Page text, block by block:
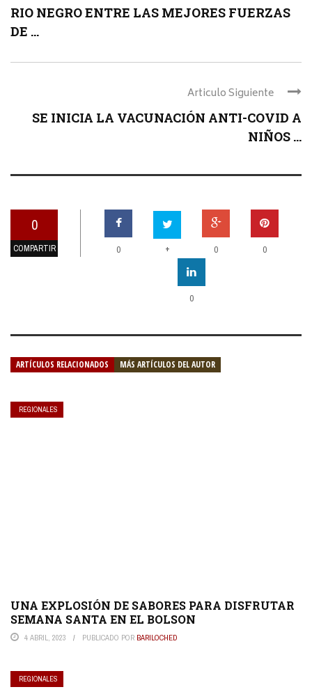
RIO NEGRO ENTRE LAS MEJORES FUERZAS
DE ...
Articulo Siguiente
SE INICIA LA VACUNACIÓN ANTI-COVID A
NIÑOS ...
0
COMPARTIR 0 + 0 0
0
ARTÍCULOS RELACIONADOS MÁS ARTÍCULOS DEL AUTOR
REGIONALES
UNA EXPLOSIÓN DE SABORES PARA DISFRUTAR
SEMANA SANTA EN EL BOLSON
4 ABRIL, 2023 PUBLICADO POR BARILOCHED
REGIONALES